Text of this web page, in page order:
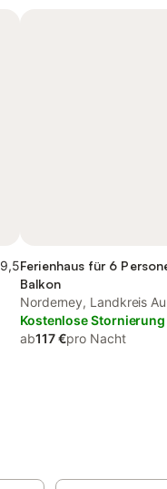
9,5Ferienhaus für 6
Balkon
Norderney, Landkreis
Kostenlose Stornierung
ab117 €pro Nacht